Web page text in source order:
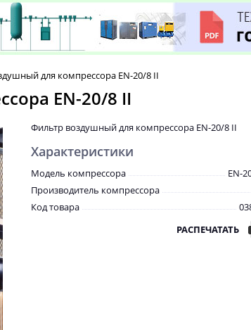
для компрессора EN-20/8 II
EN-20/8 II
Фильтр воздушный для компрессора EN-20/8 II
Характеристики
Модель компрессора
EN-
Производитель компрессора
Код товара
РАСПЕЧАТАТЬ